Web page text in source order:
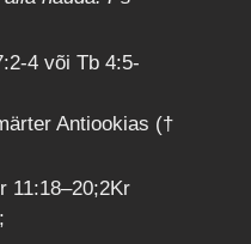
4 või Tb 4:5-
Antiookias (†
11:18–20;2Kr